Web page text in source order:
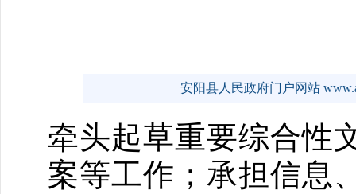
安阳县人民政府门户网站
牵头起草重要综合性
案等工作；承担信息